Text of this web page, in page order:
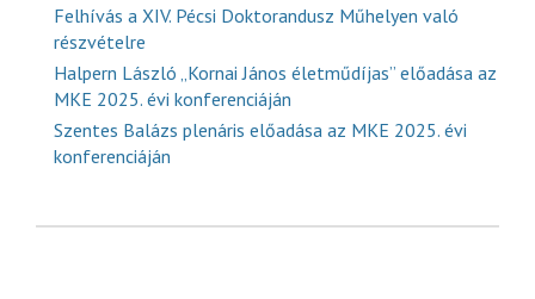
Felhívás a XIV. Pécsi Doktorandusz Műhelyen való
részvételre
Halpern László „Kornai János életműdíjas” előadása az
MKE 2025. évi konferenciáján
Szentes Balázs plenáris előadása az MKE 2025. évi
konferenciáján